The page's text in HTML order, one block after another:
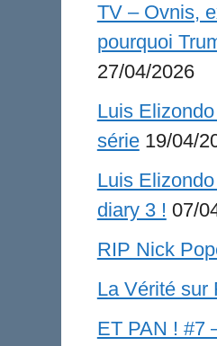
TV – Ovnis,
pourquoi
27/04/2026
Luis
série 19/04/
Luis
diary 3 ! 07/
RIP Nick
La Vérité sur
ET PAN ! #7